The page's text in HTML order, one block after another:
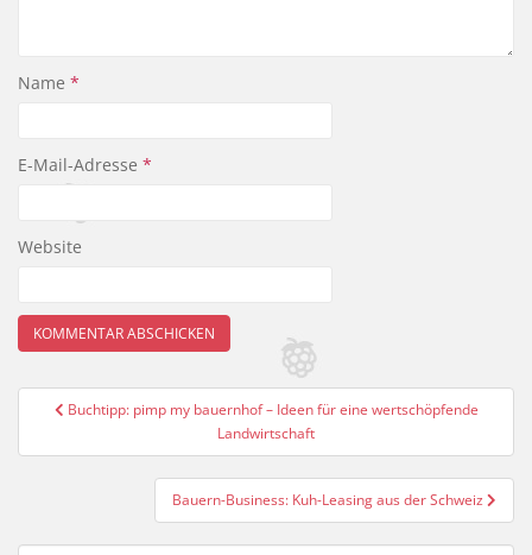
Name *
E-Mail-Adresse *
Website
Beitragsnavigation
Buchtipp: pimp my bauernhof – Ideen für eine wertschöpfende
Landwirtschaft
Bauern-Business: Kuh-Leasing aus der Schweiz